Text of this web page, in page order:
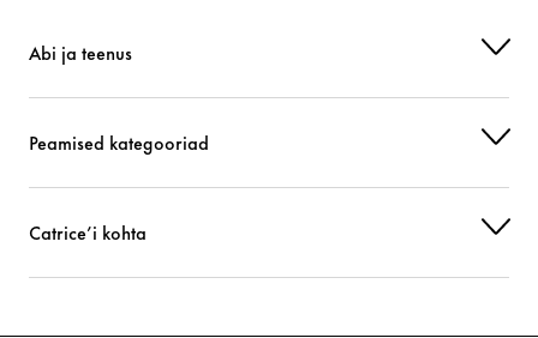
Abi ja teenus
Peamised kategooriad
Catrice’i kohta